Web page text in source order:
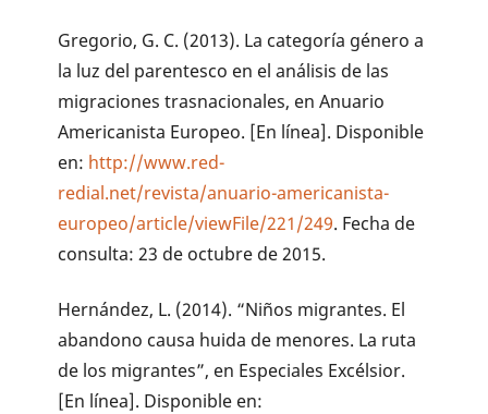
Gregorio, G. C. (2013). La categoría género a
la luz del parentesco en el análisis de las
migraciones trasnacionales, en Anuario
Americanista Europeo. [En línea]. Disponible
en: http://www.red-
redial.net/revista/anuario-americanista-
europeo/article/viewFile/221/249. Fecha de
consulta: 23 de octubre de 2015.
Hernández, L. (2014). “Niños migrantes. El
abandono causa huida de menores. La ruta
de los migrantes”, en Especiales Excélsior.
[En línea]. Disponible en: